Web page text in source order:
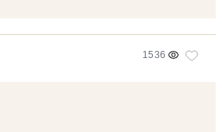
1536